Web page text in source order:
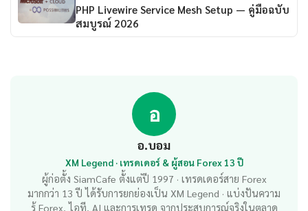
PHP Livewire Service Mesh Setup — คู่มือฉบับ
สมบูรณ์ 2026
อ
อ.บอม
XM Legend · เทรดเดอร์ & ผู้สอน Forex 13 ปี
ผู้ก่อตั้ง SiamCafe ตั้งแต่ปี 1997 · เทรดเดอร์สาย Forex
มากกว่า 13 ปี ได้รับการยกย่องเป็น XM Legend · แบ่งปันความ
รู้ Forex, ไอที, AI และการเทรด จากประสบการณ์จริงในตลาด